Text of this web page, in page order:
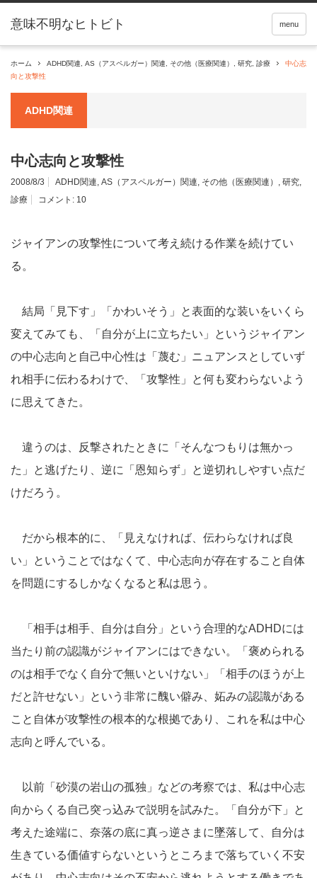
menu
ホーム ADHD関連 AS（アスペルガー）関連 その他（医療関連） 研究 診療
中心志
向と攻撃性
ADHD関連
中心志向と攻撃性
2008/8/3 ADHD関連, AS（アスペルガー）関連, その他（医療関連） , 研究,
診療
コメント: 10
ジャイアンの攻撃性について考え続ける作業を続けてい
る。
結局「見下す」「かわいそう」と表面的な装いをいくら
変えてみても、「自分が上に立ちたい」というジャイアン
の中心志向と自己中心性は「蔑む」ニュアンスとしていず
れ相手に伝わるわけで、「攻撃性」と何も変わらないよう
に思えてきた。
違うのは、反撃されたときに「そんなつもりは無かっ
た」と逃げたり、逆に「恩知らず」と逆切れしやすい点だ
けだろう。
だから根本的に、「見えなければ、伝わらなければ良
い」ということではなくて、中心志向が存在すること自体
を問題にするしかなくなると私は思う。
「相手は相手、自分は自分」という合理的なADHDには
当たり前の認識がジャイアンにはできない。「褒められる
のは相手でなく自分で無いといけない」「相手のほうが上
だと許せない」という非常に醜い僻み、妬みの認識がある
こと自体が攻撃性の根本的な根拠であり、これを私は中心
志向と呼んでいる。
以前「砂漠の岩山の孤独」などの考察では、私は中心志
向からくる自己突っ込みで説明を試みた。「自分が下」と
考えた途端に、奈落の底に真っ逆さまに墜落して、自分は
生きている価値すらないというところまで落ちていく不安